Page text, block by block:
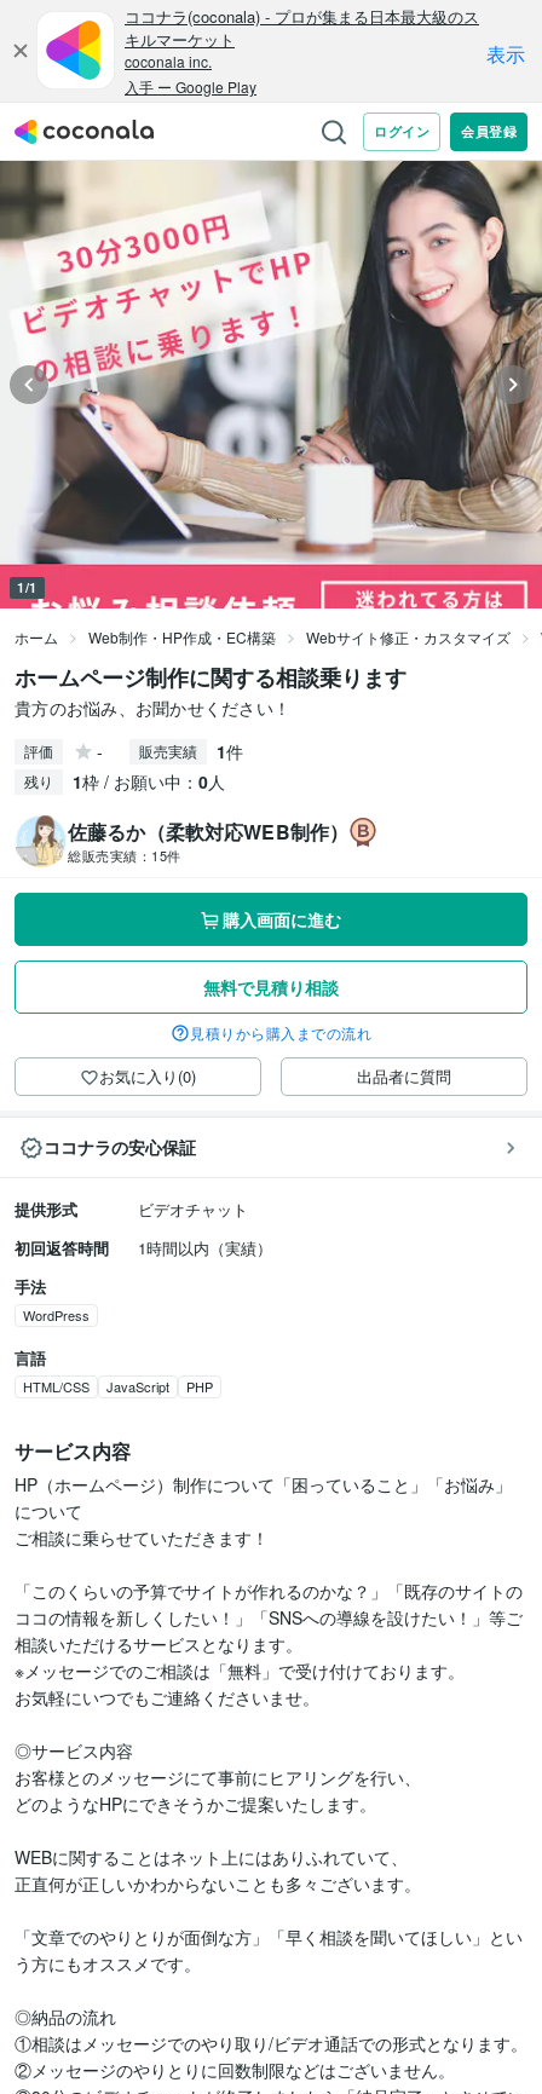
1/1
ホーム Web制作・HP作成・EC構築 Webサイト修正・カスタマイズ
ホームページ制作に関する相談乗ります
貴方のお悩み、お聞かせください！
評価 - 販売実績 1件
残り 1枠 / お願い中： 0人
佐藤るか（柔軟対応WEB制作）
総販売実績： 15件
購入画面に進む
無料で見積り相談
見積りから購入までの流れ
お気に入り(0) 出品者に質問
ココナラの安心保証
提供形式
ビデオチャット
初回返答時間
1時間以内（実績）
手法
WordPress
言語
HTML/CSS JavaScript PHP
サービス内容
HP（ホームページ）制作について「困っていること」「お悩み」
について
ご相談に乗らせていただきます！
「このくらいの予算でサイトが作れるのかな？」「既存のサイトの
ココの情報を新しくしたい！」「SNSへの導線を設けたい！」等ご
相談いただけるサービスとなります。
※メッセージでのご相談は「無料」で受け付けております。
お気軽にいつでもご連絡くださいませ。
◎サービス内容
お客様とのメッセージにて事前にヒアリングを行い、
どのようなHPにできそうかご提案いたします。
WEBに関することはネット上にはありふれていて、
正直何が正しいかわからないことも多々ございます。
「文章でのやりとりが面倒な方」「早く相談を聞いてほしい」とい
う方にもオススメです。
◎納品の流れ
①相談はメッセージでのやり取り/ビデオ通話での形式となります。
②メッセージのやりとりに回数制限などはございません。